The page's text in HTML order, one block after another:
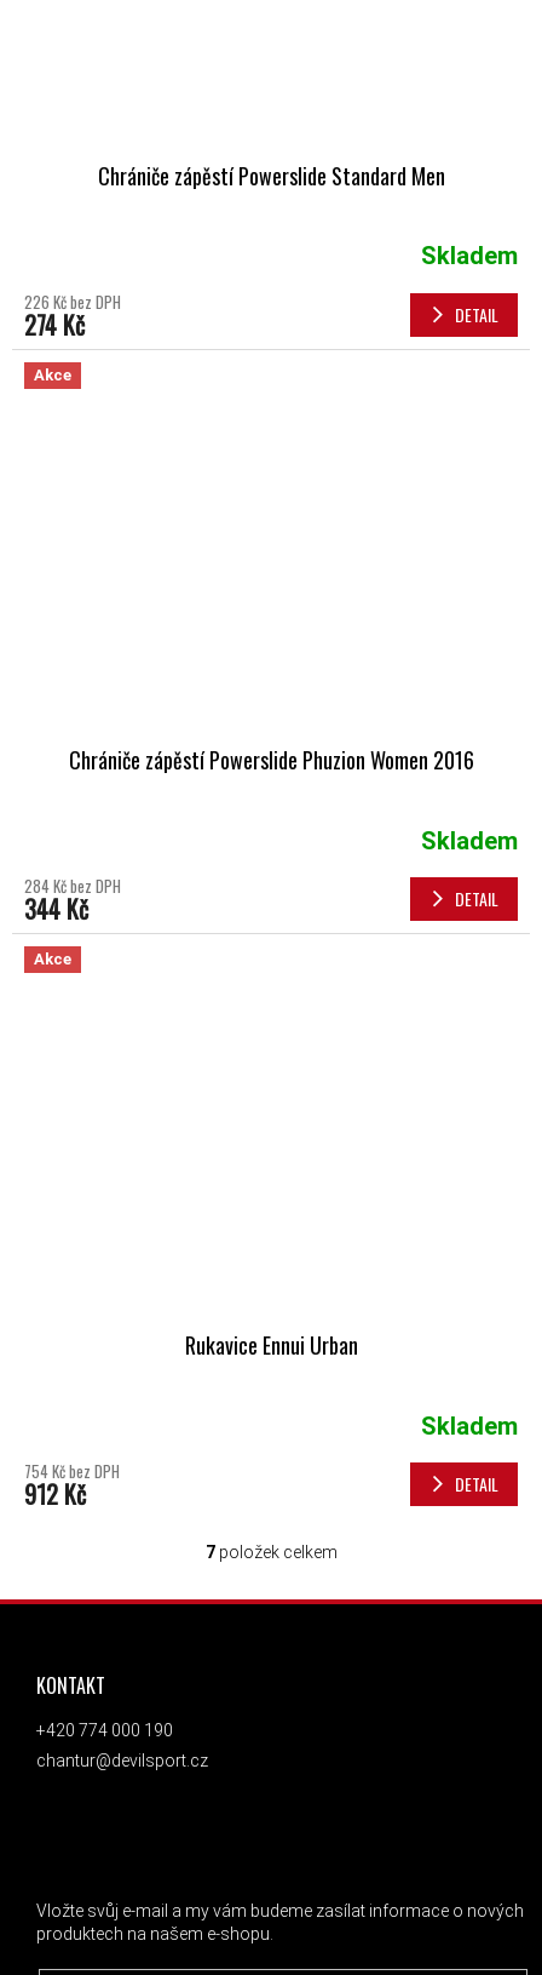
Chrániče zápěstí Powerslide Standard Men
Skladem
226 Kč bez DPH
274 Kč DETAIL
Akce
Chrániče zápěstí Powerslide Phuzion Women 2016
Skladem
284 Kč bez DPH
344 Kč DETAIL
Akce
Rukavice Ennui Urban
Skladem
754 Kč bez DPH
912 Kč DETAIL
OVLÁDACÍ PRVKY VÝPISU
7položek celkem
ZÁPATÍ
KONTAKT
+420 774 000 190
chantur@devilsport.cz
Vložte svůj e-mail a my vám budeme zasílat informace o nových
produktech na našem e-shopu.